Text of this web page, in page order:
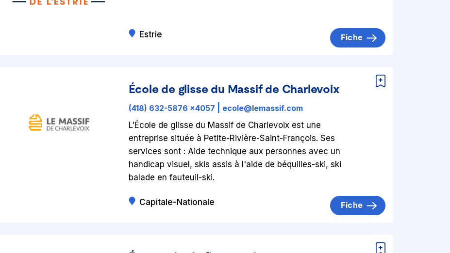
Estrie Fiche
École de glisse du Massif de Charlevoix
(418) 632-5876 x4057
ecole@lemassif.com
L'École de glisse du Massif de Charlevoix est une
entreprise située à Petite-Rivière-Saint-François. Ses
services sont : Aide technique aux personnes avec un
handicap visuel, skis assis à l'aide de béquilles-ski, ski
balade en fauteuil-ski.
Capitale-Nationale Fiche